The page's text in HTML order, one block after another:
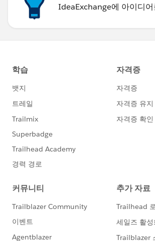
IdeaExchange에 아이디